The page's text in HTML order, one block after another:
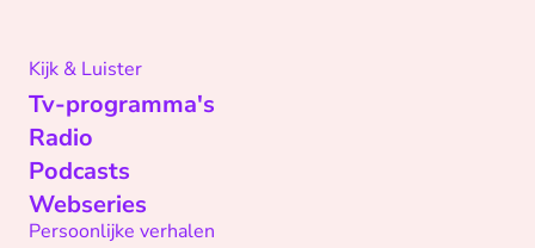
Kijk & Luister
Tv-programma's
Radio
Podcasts
Webseries
Persoonlijke verhalen